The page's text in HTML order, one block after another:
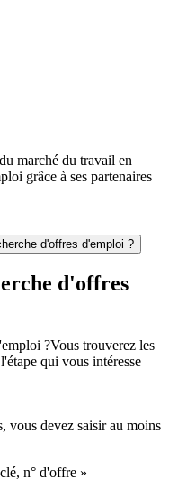
marché du travail en
grâce à ses partenaires
d'offres d'emploi ?
d'offres
?Vous trouverez les
qui vous intéresse
vous devez saisir au moins
n° d'offre »